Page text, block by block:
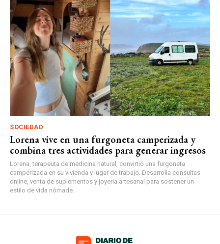
SOCIEDAD
Lorena vive en una furgoneta camperizada y
combina tres actividades para generar ingresos
Lorena, terapeuta de medicina natural, convirtió una furgoneta
camperizada en su vivienda y lugar de trabajo. Desarrolla consultas
online, venta de suplementos y joyería artesanal para sostener un
estilo de vida nómade.